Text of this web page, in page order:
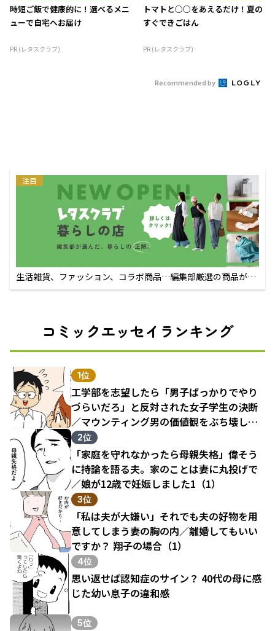
時短ご飯で健康的に！選べるメニ
ューで自宅へお届け
PR (レタスクラブ)
トマトと○○をあえるだけ！夏の
すぐできごはん
PR (レタスクラブ)
Recommended by
注目
生活雑貨、ファッション、コラボ商品…編集部厳選の商品が買
えるECサイト
コミックエッセイランキング
1位
工学部を志望したら「男子ばっかりでやり
づらいだろ」と反対された女子学生の決断
／マウンティング男の価値観をぶち壊した
結果（1）
2位
「家庭を守れなかったら母親失格」偉そう
に持論を語る夫。家のことは妻に丸投げで
／娘が12歳で妊娠しました1（1）
3位
「私は夫が大嫌い」それでも夫の好物を用
意してしまう妻の胸の内／離婚してもいい
ですか？ 翔子の場合（1）
4位
思い返せば認知症のサイン？ 40代の母に感
じた幼い息子の違和感
5位